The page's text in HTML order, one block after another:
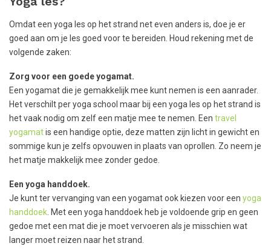
Omdat een yoga les op het strand net even anders is, doe je er
goed aan om je les goed voor te bereiden. Houd rekening met de
volgende zaken:
Zorg voor een goede yogamat.
Een yogamat die je gemakkelijk mee kunt nemen is een aanrader.
Het verschilt per yoga school maar bij een yoga les op het strand is
het vaak nodig om zelf een matje mee te nemen. Een travel
yogamatis een handige optie, deze matten zijn licht in gewicht en
sommige kun je zelfs opvouwen in plaats van oprollen. Zo neem je
het matje makkelijk mee zonder gedoe.
Een yoga handdoek.
Je kunt ter vervanging van een yogamat ook kiezen voor een yoga
handdoek . Met een yoga handdoek heb je voldoende grip en geen
gedoe met een mat die je moet vervoeren als je misschien wat
langer moet reizen naar het strand.